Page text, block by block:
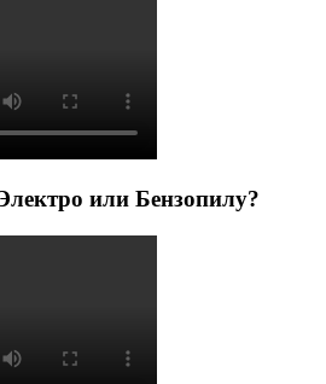
или Бензопилу?